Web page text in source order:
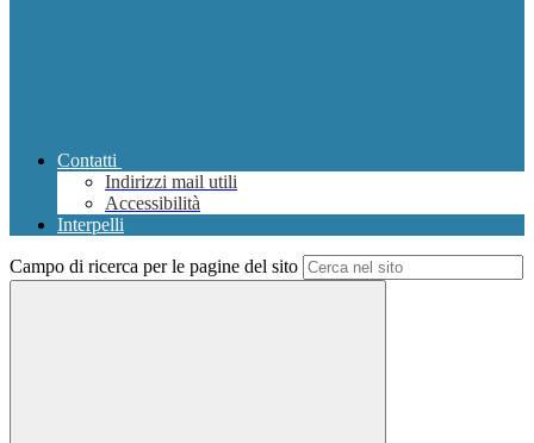
Contatti
Indirizzi mail utili
Accessibilità
Interpelli
Campo di ricerca per le pagine del sito